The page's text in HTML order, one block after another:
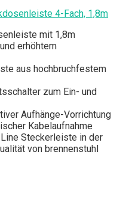
4-Fach, 1,8m
mit 1,8m
erhöhtem
aus hochbruchfestem
zum Ein- und
Aufhänge-Vorrichtung
Kabelaufnahme
Steckerleiste in der
von brennenstuhl